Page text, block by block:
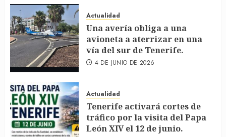
Actualidad
Una avería obliga a una
avioneta a aterrizar en una
vía del sur de Tenerife.
4 DE JUNIO DE 2026
Actualidad
Tenerife activará cortes de
tráfico por la visita del Papa
León XIV el 12 de junio.